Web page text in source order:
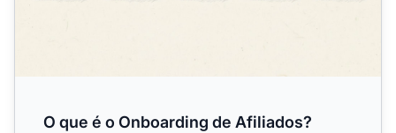
O que é o Onboarding de Afiliados?